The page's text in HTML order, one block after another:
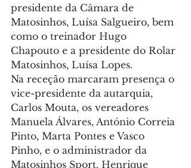
presidente da Câmara de
Matosinhos, Luísa Salgueiro, bem
como o treinador Hugo
Chapouto e a presidente do Rolar
Matosinhos, Luísa Lopes.
Na receção marcaram presença o
vice-presidente da autarquia,
Carlos Mouta, os vereadores
Manuela Álvares, António Correia
Pinto, Marta Pontes e Vasco
Pinho, e o administrador da
Matosinhos Sport, Henrique